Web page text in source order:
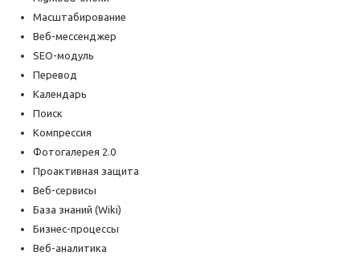
Масштабирование
Веб-мессенджер
SEO-модуль
Перевод
Календарь
Поиск
Компрессия
Фотогалерея 2.0
Проактивная защита
Веб-сервисы
База знаний (Wiki)
Бизнес-процессы
Веб-аналитика